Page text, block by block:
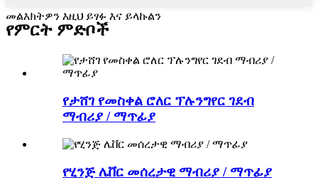
መልእክትዎን እዚህ ይፃፉ እና ይላኩልን
የምርት ምድቦች
የታሸገ የመስቀል ሮለር ፕሉንግየር ገደብ
ማብሪያ / ማጥፊያ
የሂንጅ ሌቨር መሰረታዊ ማብሪያ / ማጥፊያ